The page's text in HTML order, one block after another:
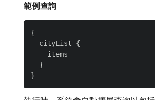
範例查詢
{
  cityList {
    items
  }